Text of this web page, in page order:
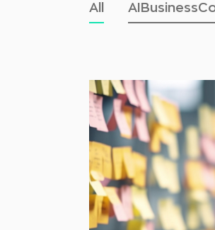
All AI Business